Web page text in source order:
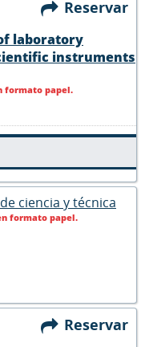
Reservar
laboratory
instruments
formato papel.
ciencia y técnica
formato papel.
Reservar